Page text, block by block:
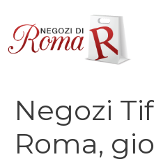
contenuto
Negozi
Roma,